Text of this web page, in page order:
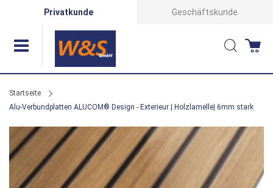
Privatkunde Geschäftskunde
Suche
Startseite
Alu-Verbundplatten ALUCOM® Design - Exterieur | Holzlamelle| 6mm stark
Zum
Ende